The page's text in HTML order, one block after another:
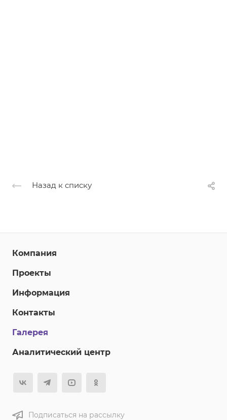
Назад к списку
Компания
Проекты
Информация
Контакты
Галерея
Аналитический центр
Подписаться на рассылку